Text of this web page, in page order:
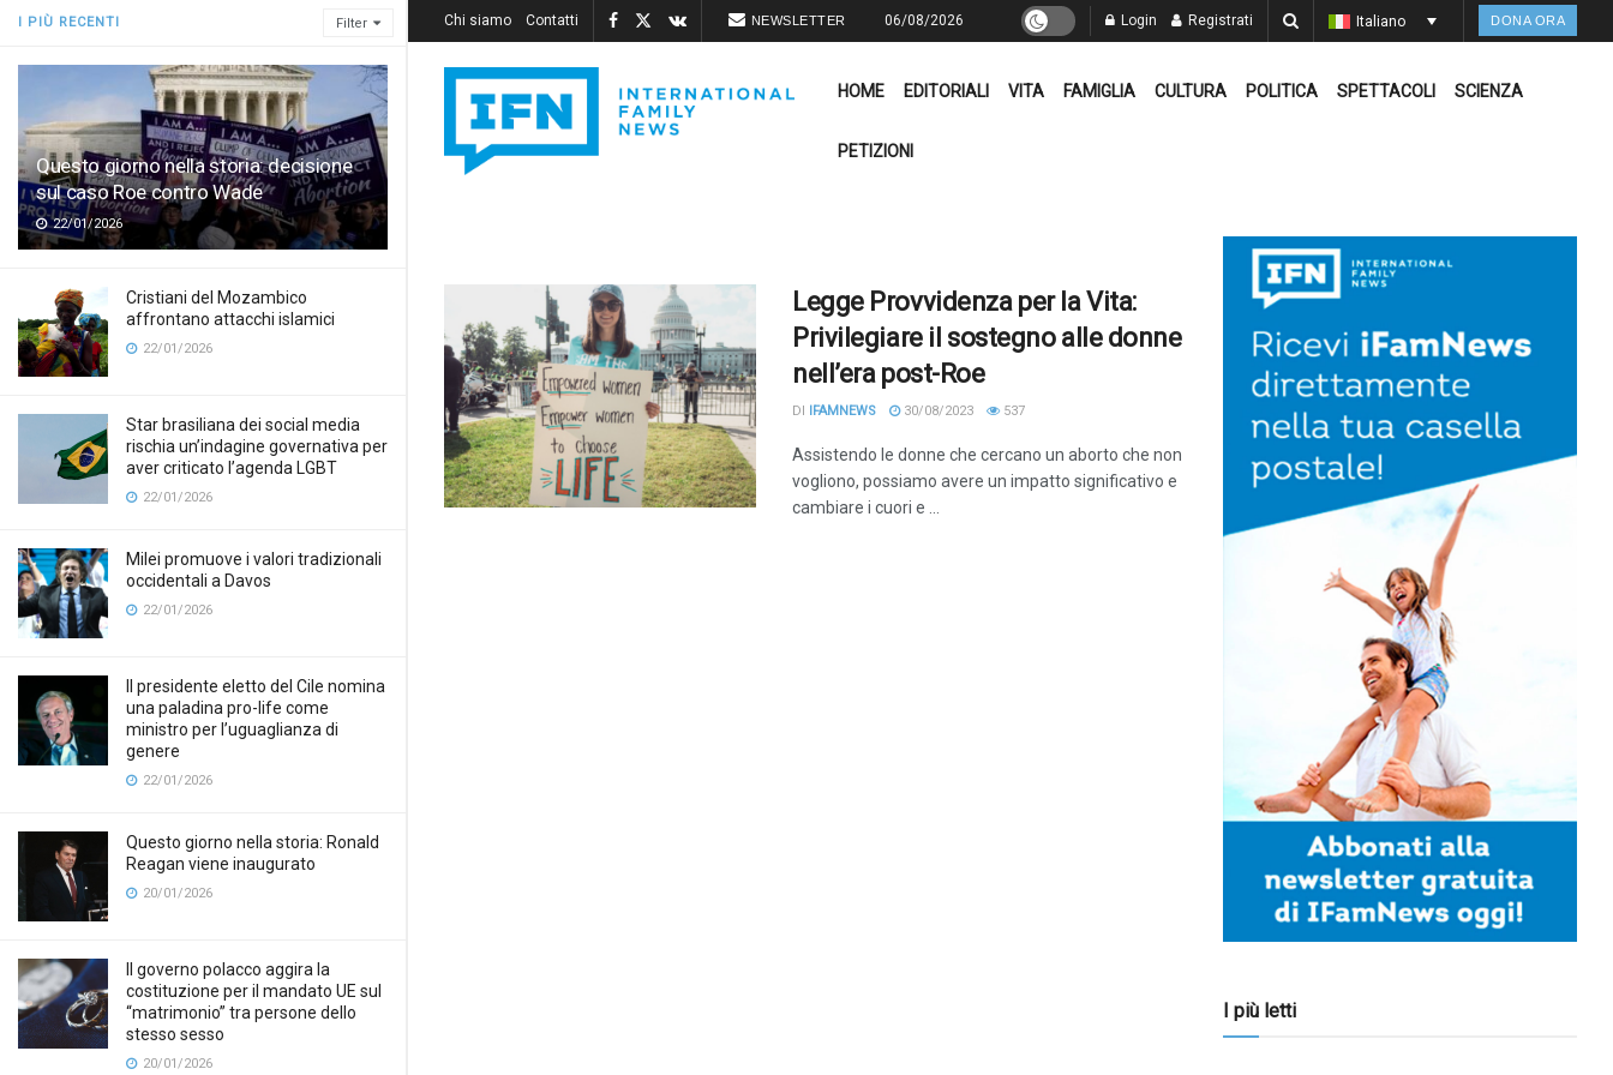
I PIÙ RECENTI Filter
Questo giorno nella storia: decisione
sul caso Roe contro Wade
22/01/2026
Cristiani del Mozambico
affrontano attacchi islamici
22/01/2026
Star brasiliana dei social media
rischia un’indagine governativa per
aver criticato l’agenda LGBT
22/01/2026
Milei promuove i valori tradizionali
occidentali a Davos
22/01/2026
Il presidente eletto del Cile nomina
una paladina pro-life come
ministro per l’uguaglianza di
genere
22/01/2026
Questo giorno nella storia: Ronald
Reagan viene inaugurato
20/01/2026
Il governo polacco aggira la
costituzione per il mandato UE sul
“matrimonio” tra persone dello
stesso sesso
20/01/2026
Chi siamo Contatti NEWSLETTER 06/08/2026 Login Registrati Italiano DONA ORA
HOME EDITORIALI VITA FAMIGLIA CULTURA POLITICA SPETTACOLI SCIENZA
PETIZIONI
Legge Provvidenza per la Vita:
Privilegiare il sostegno alle donne
nell’era post-Roe
DI IFAMNEWS 30/08/2023 537
Assistendo le donne che cercano un aborto che non
vogliono, possiamo avere un impatto significativo e
cambiare i cuori e ...
I più letti